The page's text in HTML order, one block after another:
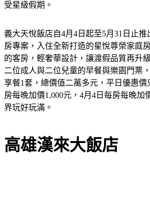
受星級假期。
義大天悅飯店自4月4日起至5月31日止推
房專案，入住全新打造的星悅尊榮家庭
的客房，輕奢華設計，讓渡假品質再升
二位成人與二位兒童的早餐與樂園門票
享餐1套，總價值二萬多元，平日優惠價
房每晚加價1,000元，4月4日每房每晚加
界玩好玩滿。
高雄漢來大飯店